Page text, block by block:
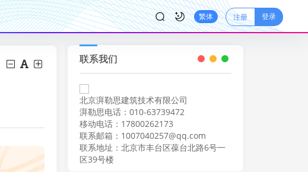
繁体 注册 登录
联系我们
北京湃勒思建筑技术有限公司
湃勒思电话：010-63739472
移动电话：17800262173
联系邮箱：1007040257@qq.com
联系地址：北京市丰台区葆台北路6号一
区39号楼